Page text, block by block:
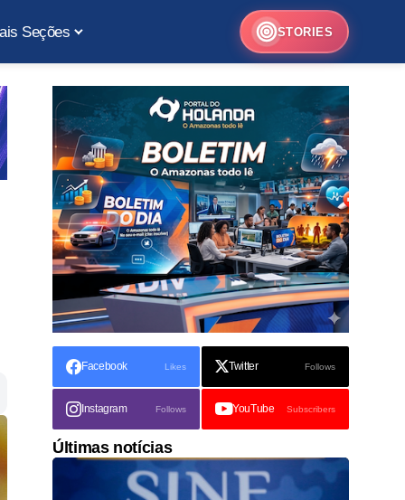
Seções STORIES
Facebook Likes Twitter Follows
Instagram Follows YouTube Subscribers
Últimas notícias